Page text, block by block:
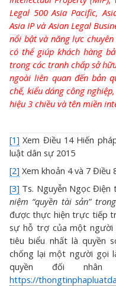
Legal 500 Asia Pacific,
Asia IP và Asian Legal
nổi bật và năng lực
có thể giúp khách hàng
trong các tranh chấp sở
ngoài liên quan đến bản
chế, kiểu dáng công
hiệu 3 chiều và tên miền
[1] Xem Điều 14 Hiến
luật dân sự 2015
[2] Xem khoản 4 và 7 Điều
[3] Ts. Nguyễn Ngọc Điện
niệm “quyền tài sản”
được thực hiện trực tiếp
sự hỗ trợ của một người
tiêu biểu nhất là quyền
chống lại một người gọi
quyền đối nhân
https://